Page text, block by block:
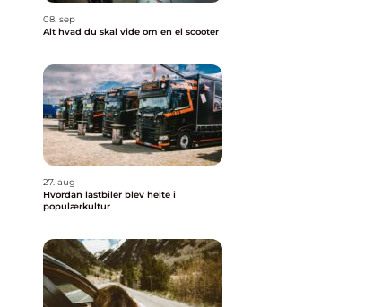
08. sep
Alt hvad du skal vide om en el scooter
27. aug
Hvordan lastbiler blev helte i
populærkultur